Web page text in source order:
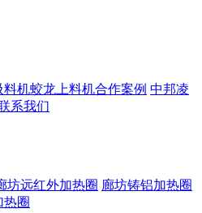
料机蛟龙上料机合作案例 中邦凌
系我们
坊远红外加热圈 廊坊铸铝加热圈
热圈